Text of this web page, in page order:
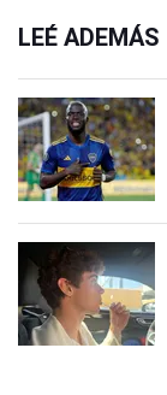
LEÉ ADEMÁS